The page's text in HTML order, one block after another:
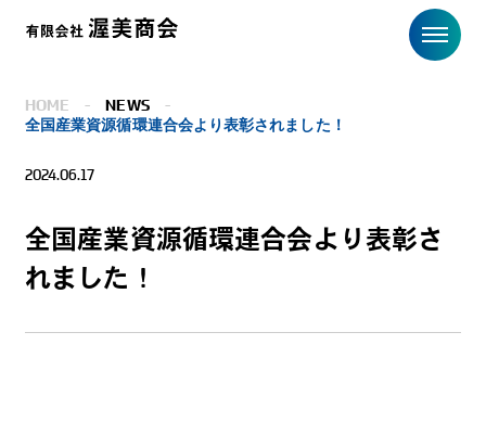
HOME - NEWS
-
全国産業資源循環連合会より表彰されました！
2024.06.17
全国産業資源循環連合会より表彰さ
れました！